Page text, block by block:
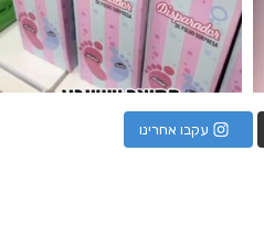
עקבו אחרינו